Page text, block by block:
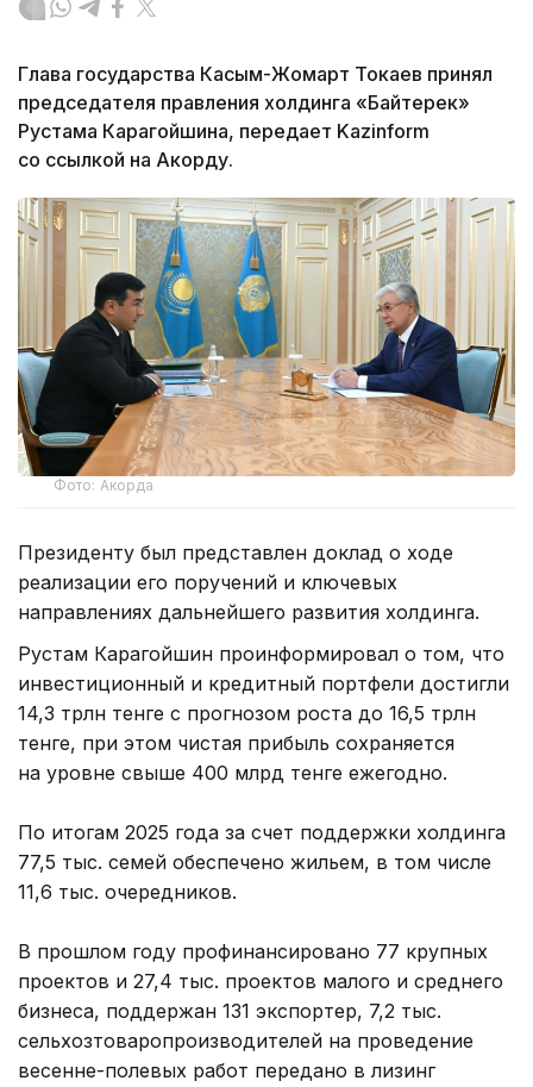
Глава государства Касым-Жомарт Токаев принял
председателя правления холдинга «Байтерек»
Рустама Карагойшина, передает Kazinform
со ссылкой на Акорду.
Фото: Акорда
Президенту был представлен доклад о ходе
реализации его поручений и ключевых
направлениях дальнейшего развития холдинга.
Рустам Карагойшин проинформировал о том, что
инвестиционный и кредитный портфели достигли
14,3 трлн тенге с прогнозом роста до 16,5 трлн
тенге, при этом чистая прибыль сохраняется
на уровне свыше 400 млрд тенге ежегодно.
По итогам 2025 года за счет поддержки холдинга
77,5 тыс. семей обеспечено жильем, в том числе
11,6 тыс. очередников.
В прошлом году профинансировано 77 крупных
проектов и 27,4 тыс. проектов малого и среднего
бизнеса, поддержан 131 экспортер, 7,2 тыс.
сельхозтоваропроизводителей на проведение
весенне-полевых работ передано в лизинг